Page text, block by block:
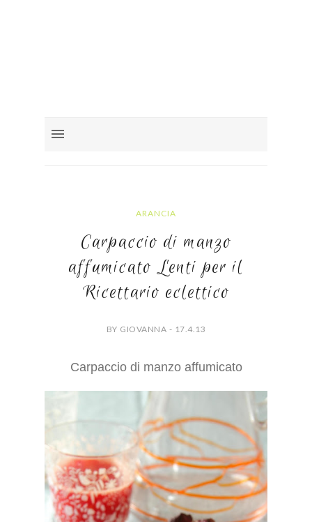
ARANCIA
Carpaccio di manzo
affumicato Lenti per il
Ricettario eclettico
BY GIOVANNA - 17.4.13
Carpaccio di manzo affumicato